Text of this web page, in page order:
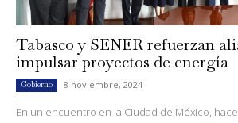
Tabasco y SENER refuerzan
impulsar proyectos de energía
Gobierno 8 noviembre, 2024
En un encuentro en la Ciudad de México,